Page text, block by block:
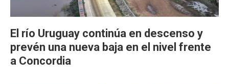
El río Uruguay continúa en descenso y
prevén una nueva baja en el nivel frente
a Concordia